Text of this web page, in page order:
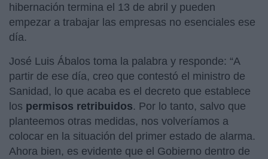
hibernación termina el 13 de abril y pueden
empezar a trabajar las empresas no esenciales ese
día.
José Luis Ábalos toma la palabra y responde: “A
partir de ese día, creo que contestó el ministro de
Sanidad, lo que acaba es el decreto que establece
los permisos retribuidos. Por lo tanto, salvo que
planteemos otras medidas, nos volveríamos a
colocar en la situación del primer estado de alarma.
Ahora bien, es evidente que el Gobierno dentro de